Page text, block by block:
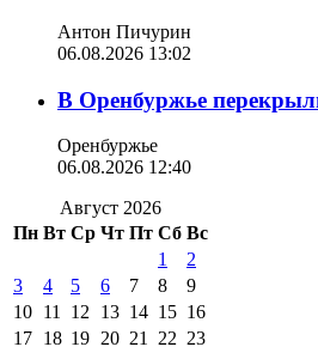
Антон Пичурин
06.08.2026 13:02
В Оренбуржье
Оренбуржье
06.08.2026 12:40
Август 2026
Пн Вт Ср Чт Пт Сб Вс
1
2
3
4 5 6 7 8
9
10 11 12 13 14 15 16
17 18 19 20 21 22 23